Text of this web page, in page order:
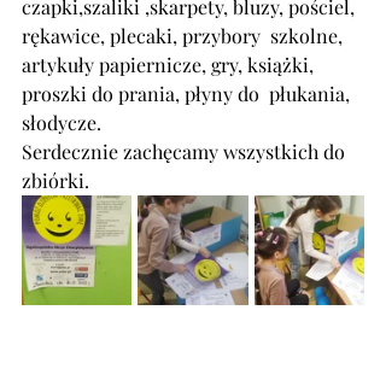
czapki,szaliki ,skarpety, bluzy, pościel,
rękawice, plecaki, przybory  szkolne,
artykuły papiernicze, gry, książki,
proszki do prania, płyny do  płukania,
słodycze.
Serdecznie zachęcamy wszystkich do
zbiórki.